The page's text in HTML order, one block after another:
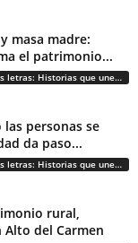
masa madre:
el patrimonio...
Provincia del Huasco con todas sus letras: Historias que unen cultura, diversidad e identidad
personas se
da paso...
Provincia del Huasco con todas sus letras: Historias que unen cultura, diversidad e identidad
rural,
del Carmen